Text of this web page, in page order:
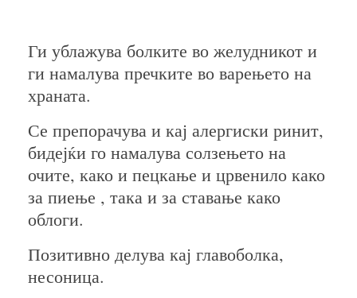
Ги ублажува болките во желудникот и
ги намалува пречките во варењето на
храната.
Се препорачува и кај алергиски ринит,
бидејќи го намалува солзењето на
очите, како и пецкање и црвенило како
за пиење , така и за ставање како
облоги.
Позитивно делува кај главоболка,
несоница.